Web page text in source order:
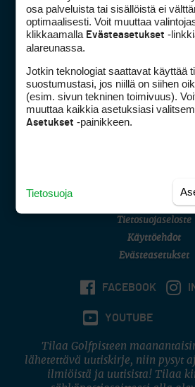
Golfpiste
Golfpisteen
DSA
Asiakaspalvelu
(digi)
Tietosuojaseloste
Käyttöehdot
Evästeasetukset
FACEBOOK
YOUTUBE
Tilaa Golfpisteen
lähetettävä uutiskirje, niin pysyt
ilmiöistä ja uutisista! Tilaa
osa palveluista tai sisällöistä ei
optimaalisesti. Voit muuttaa
klikkaamalla Evästeasetukset -
alareunassa.
Jotkin teknologiat saattavat käyttää
suostumustasi, jos niillä on siihen
(esim. sivun tekninen toimivuus).
muuttaa kaikkia asetuksiasi
Asetukset -painikkeen.
Tietosuoja